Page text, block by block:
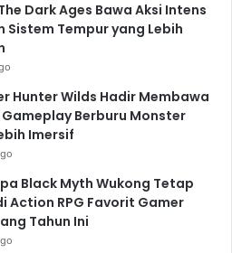
Dark Ages Bawa Aksi Intens
Sistem Tempur yang Lebih
Hunter Wilds Hadir Membawa
Gameplay Berburu Monster
Imersif
Black Myth Wukong Tetap
Action RPG Favorit Gamer
Tahun Ini